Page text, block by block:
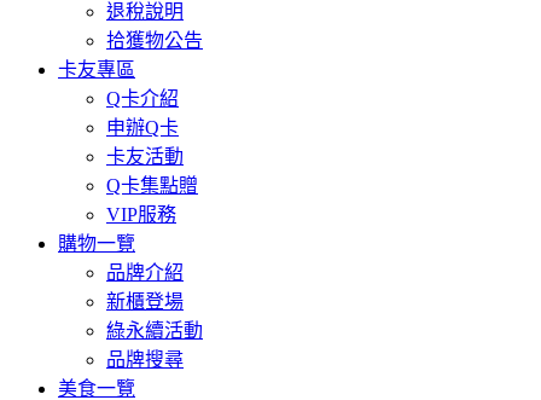
退稅說明
拾獲物公告
卡友專區
Q卡介紹
申辦Q卡
卡友活動
Q卡集點贈
VIP服務
購物一覽
品牌介紹
新櫃登場
綠永續活動
品牌搜尋
美食一覽